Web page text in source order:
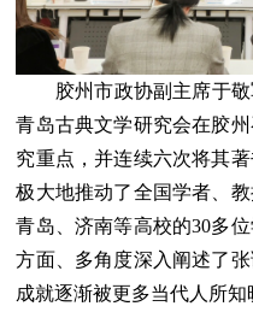
胶州市政协副主席于敬
青岛古典文学研究会在胶
究重点，并连续六次将其
极大地推动了全国学者、
青岛、济南等高校的30多
方面、多角度深入阐述了
成就逐渐被更多当代人所知